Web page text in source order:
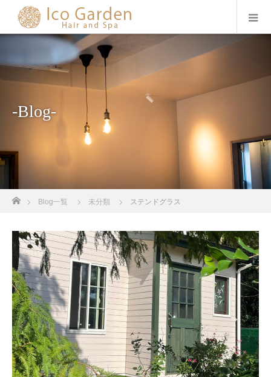
-Blog-
ホーム
Blog一覧 未分類 ステンドグラス